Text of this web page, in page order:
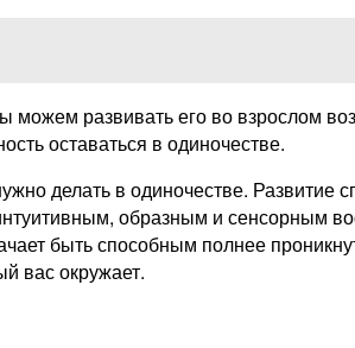
развивать его во взрослом
оставаться в одиночестве.
делать в одиночестве. Развитие
образным и сенсорным
быть способным полнее
вас окружает.